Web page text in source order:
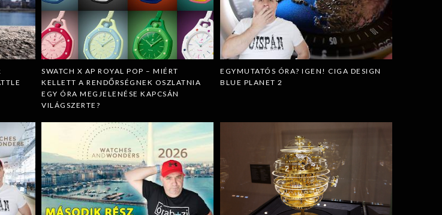
SWATCH X AP ROYAL POP – MIÉRT
KELLETT A RENDŐRSÉGNEK OSZLATNIA
EGY ÓRA MEGJELENÉSE KAPCSÁN
VILÁGSZERTE?
EGYMUTATÓS ÓRA? IGEN! CIGA DESIGN
BLUE PLANET 2